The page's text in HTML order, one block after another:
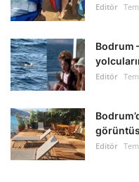
Editör
Bodrum
Editör
Editör